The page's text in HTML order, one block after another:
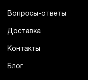
Вопросы-ответы
Доставка
Контакты
Блог